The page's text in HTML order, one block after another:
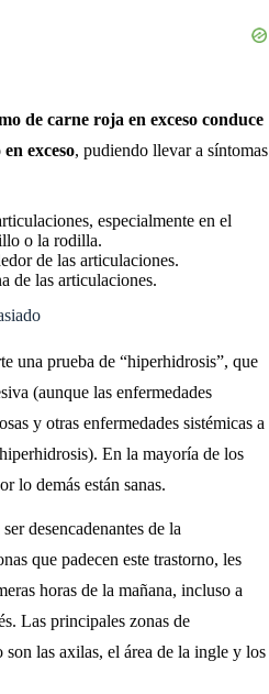
de carne roja en exceso conduce
exceso, pudiendo llevar a síntomas
especialmente en el
o la rodilla.
de las articulaciones.
de las articulaciones.
una prueba de “hiperhidrosis”, que
(aunque las enfermedades
y otras enfermedades sistémicas a
En la mayoría de los
lo demás están sanas.
desencadenantes de la
que padecen este trastorno, les
horas de la mañana, incluso a
Las principales zonas de
las axilas, el área de la ingle y los